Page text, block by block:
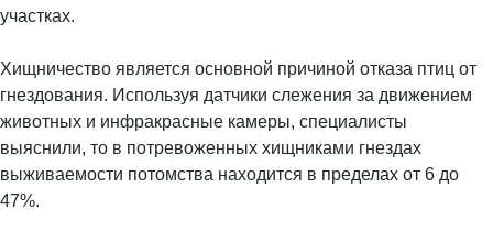
участках.
Хищничество является основной причиной отказа птиц от
гнездования. Используя датчики слежения за движением
животных и инфракрасные камеры, специалисты
выяснили, то в потревоженных хищниками гнездах
выживаемости потомства находится в пределах от 6 до
47%.